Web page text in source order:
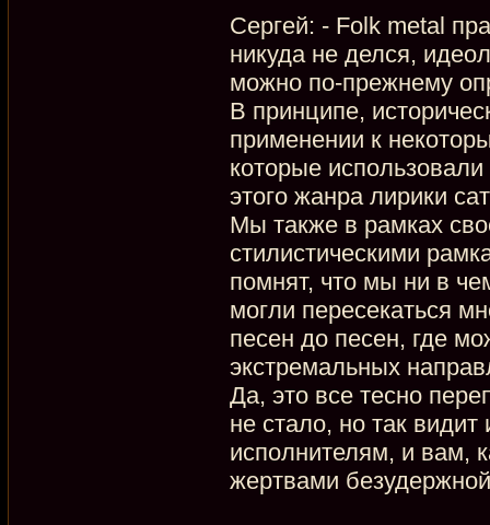
Сергей: - Folk metal
никуда не делся,
можно по-прежнему
В принципе,
применении к
которые
этого жанра лирики
Мы также в рамках
стилистическими
помнят, что мы ни в
могли пересекаться
песен до песен, где
экстремальных
Да, это все тесно
не стало, но так видит
исполнителям, и вам,
жертвами